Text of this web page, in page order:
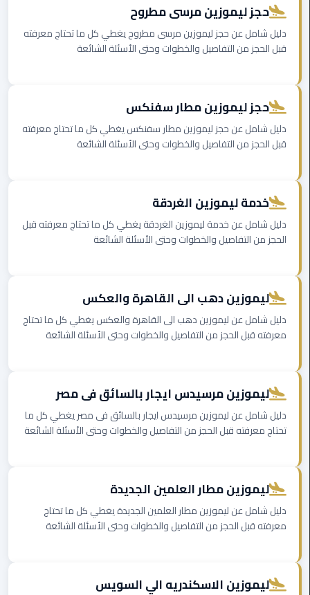
ليموزين
الساحل
الشمالي
اهلا
مطار
القاهرة
ليموزين
مرسيدس
مطار
برج
العرب
من
مطار
القاهرة
الي
توصيل
ليموزين
الاسكندريه
برج
حجز ليموزين مرسى مطروح
دليل شامل عن حجز ليموزين مرسى مطروح يغطي كل ما تحتاج معرفته
قبل الحجز من التفاصيل والخطوات وحتى الأسئلة الشائعة
حجز ليموزين مطار سفنكس
دليل شامل عن حجز ليموزين مطار سفنكس يغطي كل ما تحتاج معرفته
قبل الحجز من التفاصيل والخطوات وحتى الأسئلة الشائعة
خدمة ليموزين الغردقة
دليل شامل عن خدمة ليموزين الغردقة يغطي كل ما تحتاج معرفته قبل
الحجز من التفاصيل والخطوات وحتى الأسئلة الشائعة
ليموزين دهب الى القاهرة والعكس
دليل شامل عن ليموزين دهب الى القاهرة والعكس يغطي كل ما تحتاج
معرفته قبل الحجز من التفاصيل والخطوات وحتى الأسئلة الشائعة
ليموزين مرسيدس ايجار بالسائق فى مصر
دليل شامل عن ليموزين مرسيدس ايجار بالسائق فى مصر يغطي كل ما
تحتاج معرفته قبل الحجز من التفاصيل والخطوات وحتى الأسئلة الشائعة
ليموزين مطار العلمين الجديدة
دليل شامل عن ليموزين مطار العلمين الجديدة يغطي كل ما تحتاج
معرفته قبل الحجز من التفاصيل والخطوات وحتى الأسئلة الشائعة
ليموزين الاسكندريه الي السويس